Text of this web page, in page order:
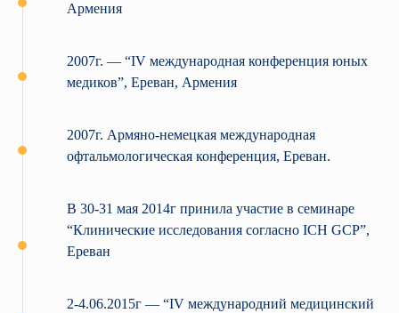
Армения
2007г. — “IV международная конференция юных
медиков”, Ереван, Армения
2007г. Армяно-немецкая международная
офтальмологическая конференция, Ереван.
В 30-31 мая 2014г принила участие в семинаре
“Клинические исследования согласно ICH GCP”,
Ереван
2-4.06.2015г — “IV международний медицинский